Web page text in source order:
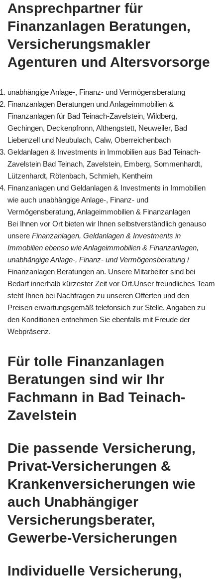
Ansprechpartner für
Finanzanlagen Beratungen,
Versicherungsmakler
Agenturen und Altersvorsorge
unabhängige Anlage-, Finanz- und Vermögensberatung
Finanzanlagen Beratungen und Anlageimmobilien &
Finanzanlagen für Bad Teinach-Zavelstein, Wildberg,
Gechingen, Deckenpfronn, Althengstett, Neuweiler, Bad
Liebenzell und Neubulach, Calw, Oberreichenbach
Geldanlagen & Investments in Immobilien aus Bad Teinach-
Zavelstein Bad Teinach, Zavelstein, Emberg, Sommenhardt,
Lützenhardt, Rötenbach, Schmieh, Kentheim
Finanzanlagen und Geldanlagen & Investments in Immobilien
wie auch unabhängige Anlage-, Finanz- und
Vermögensberatung, Anlageimmobilien & Finanzanlagen
Bei Ihnen vor Ort bieten wir Ihnen selbstverständlich genauso
unsere Finanzanlagen, Geldanlagen & Investments in
Immobilien ebenso wie Anlageimmobilien & Finanzanlagen,
unabhängige Anlage-, Finanz- und Vermögensberatung /
Finanzanlagen Beratungen an. Unsere Mitarbeiter sind bei
Bedarf innerhalb kürzester Zeit vor Ort.Unser freundliches Team
steht Ihnen bei Nachfragen zu unseren Offerten und den
Preisen erwartungsgemäß telefonsich zur Stelle. Angaben zu
den Konditionen entnehmen Sie ebenfalls mit Freude der
Webpräsenz.
Für tolle Finanzanlagen
Beratungen sind wir Ihr
Fachmann in Bad Teinach-
Zavelstein
Die passende Versicherung,
Privat-Versicherungen &
Krankenversicherungen wie
auch Unabhängiger
Versicherungsberater,
Gewerbe-Versicherungen
Individuelle Versicherung,